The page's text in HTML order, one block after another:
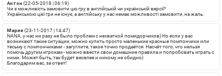
Aнтон (22-05-2018 | 06:19)
Чи є можливість замовити цю гру в англійській чи українській версії?
Українською цієї гри не існує, а англійську у нас немає можливості замовити, на жаль.
Мария (23-11-2017 | 14:47)
NANA, у нас ни разу не было проблем с нехваткой помидорчиков) Но если у вас
возникают такие ситуации, можно купить просто маленькие красные помпончики или
тесьму с помпончиками - загуглите, такое точно продаётся. Насчёт того, что нельзя
помочь другим игрокам - можно ввести свои домашние правила и попробовать играть с
ними. Может быть, так будет веселее и никому не обидно)
Благодарим вас, за ответ!